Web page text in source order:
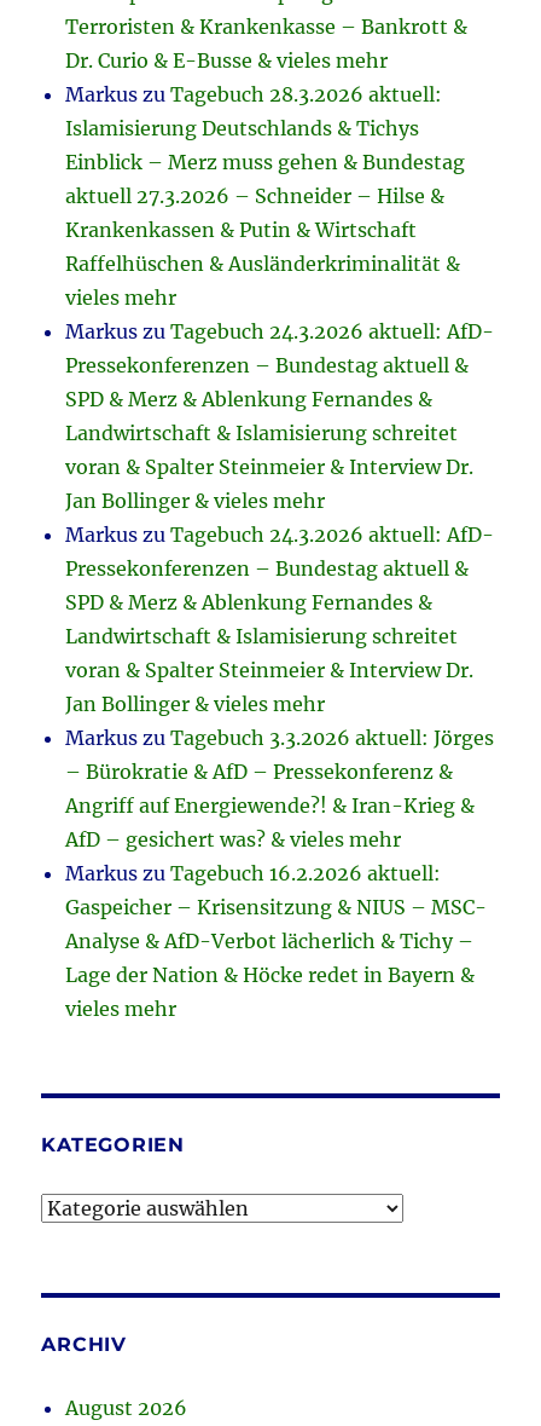
Terroristen & Krankenkasse – Bankrott &
Dr. Curio & E-Busse & vieles mehr
Markus zuTagebuch 28.3.2026 aktuell:
Islamisierung Deutschlands & Tichys
Einblick – Merz muss gehen & Bundestag
aktuell 27.3.2026 – Schneider – Hilse &
Krankenkassen & Putin & Wirtschaft
Raffelhüschen & Ausländerkriminalität &
vieles mehr
Markus zuTagebuch 24.3.2026 aktuell: AfD-
Pressekonferenzen – Bundestag aktuell &
SPD & Merz & Ablenkung Fernandes &
Landwirtschaft & Islamisierung schreitet
voran & Spalter Steinmeier & Interview Dr.
Jan Bollinger & vieles mehr
Markus zuTagebuch 24.3.2026 aktuell: AfD-
Pressekonferenzen – Bundestag aktuell &
SPD & Merz & Ablenkung Fernandes &
Landwirtschaft & Islamisierung schreitet
voran & Spalter Steinmeier & Interview Dr.
Jan Bollinger & vieles mehr
Markus zuTagebuch 3.3.2026 aktuell: Jörges
– Bürokratie & AfD – Pressekonferenz &
Angriff auf Energiewende?! & Iran-Krieg &
AfD – gesichert was? & vieles mehr
Markus zuTagebuch 16.2.2026 aktuell:
Gaspeicher – Krisensitzung & NIUS – MSC-
Analyse & AfD-Verbot lächerlich & Tichy –
Lage der Nation & Höcke redet in Bayern &
vieles mehr
KATEGORIEN
Kategorien
ARCHIV
August 2026